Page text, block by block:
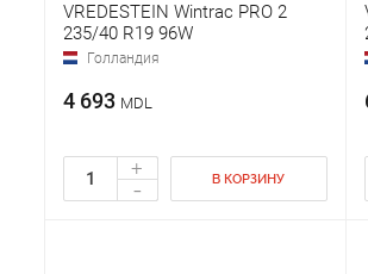
VREDESTEIN Wintrac PRO 2
235/40 R19 96W
Голландия
4 693 MDL
+
- В КОРЗИНУ